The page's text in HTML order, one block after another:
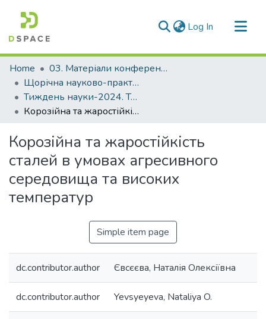
Log In (current)
Communities & Collections
All of DSpace
Statistics
Home
03. Матеріали конференцій та семінарів
Щорічна науково-практична конференція «Тиждень науки»
Тиждень науки-2024. Транспортний факультет
Корозійна та жаростійкість сталей в умовах агресивного середовища та високих температур
Корозійна та жаростійкість
сталей в умовах агресивного
середовища та високих
температур
Simple item page
dc.contributor.author Євсєєва, Наталія Олексіївна
dc.contributor.author Yevsyeyeva, Nataliya O.